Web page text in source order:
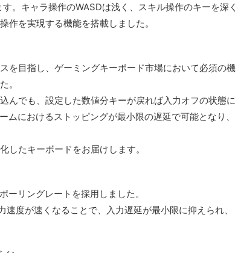
。キャラ操作のWASDは浅く、スキル操作のキーを深く
作を実現する機能を搭載しました。
を目指し、ゲーミングキーボード市場において必須の機
。
んでも、設定した数値分キーが戻れば入力オフの状態に
におけるストッピングが最小限の遅延で可能となり、
したキーボードをお届けします。
リングレートを採用しました。
度が速くなることで、入力遅延が最小限に抑えられ、